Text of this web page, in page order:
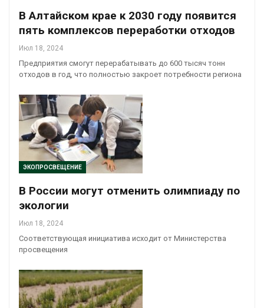
В Алтайском крае к 2030 году появится
пять комплексов переработки отходов
Июл 18, 2024
Предприятия смогут перерабатывать до 600 тысяч тонн
отходов в год, что полностью закроет потребности региона
ЭКОПРОСВЕЩЕНИЕ
В России могут отменить олимпиаду по
экологии
Июл 18, 2024
Соответствующая инициатива исходит от Министерства
просвещения